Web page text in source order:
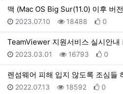
맥 (Mac OS Big Sur(11.0) 이후 버
등록일
2023.07.10 조회
18488 추천
0
TeamViewer 지원서비스 실시안내
등록일
2023.03.01 조회
16793 추천
0
렌섬웨어 피해 입지 않도록 조심들
등록일
2022.07.13 조회
18592 추천
0